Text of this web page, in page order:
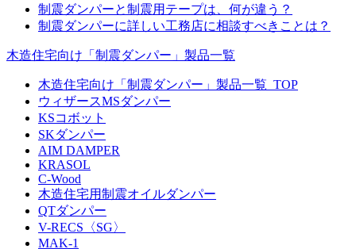
制震ダンパーと制震用テープは、何が違う？
制震ダンパーに詳しい工務店に相談すべきことは？
木造住宅向け「制震ダンパー」製品一覧
木造住宅向け「制震ダンパー」製品一覧_TOP
ウィザースMSダンパー
KSコボット
SKダンパー
AIM DAMPER
KRASOL
C-Wood
木造住宅用制震オイルダンパー
QTダンパー
V-RECS〈SG〉
MAK-1